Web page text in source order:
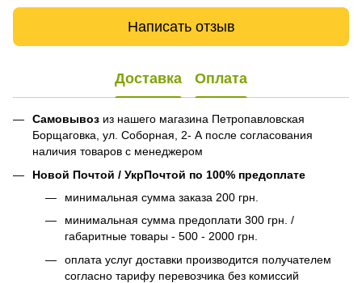
Написать отзыв
Доставка Оплата
Самовывоз из нашего магазина Петропавловская
Борщаговка, ул. Соборная, 2- А после согласования
наличия товаров с менеджером
Новой Почтой / УкрПочтой по 100% предоплате
минимальная сумма заказа 200 грн.
минимальная сумма предоплати 300 грн. /
габаритные товары - 500 - 2000 грн.
оплата услуг доставки производится получателем
согласно тарифу перевозчика без комиссий